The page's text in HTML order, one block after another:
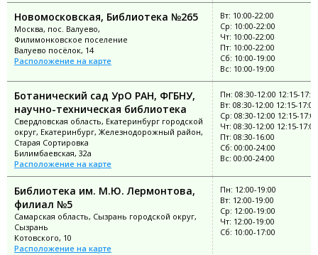
Новомосковская, Библиотека №265
Москва, пос. Валуево,
Филимонковское поселение
Валуево посёлок, 14
Расположение на карте
Вт: 10:00-22:00
Ср: 10:00-22:00
Чт: 10:00-22:00
Пт: 10:00-22:00
Сб: 10:00-19:00
Вс: 10:00-19:00
Ботанический сад УрО РАН, ФГБНУ,
научно-техническая библиотека
Свердловская область, Екатеринбург городской
округ, Екатеринбург, Железнодорожный район,
Старая Сортировка
Билимбаевская, 32а
Расположение на карте
Пн: 08:30-12:00 12:15-
Вт: 08:30-12:00 12:15-17:00
Ср: 08:30-12:00 12:15-17:00
Чт: 08:30-12:00 12:15-17:00
Пт: 08:30-16:00
Сб: 00:00-24:00
Вс: 00:00-24:00
Библиотека им. М.Ю. Лермонтова,
филиал №5
Самарская область, Сызрань городской округ,
Сызрань
Котовского, 10
Расположение на карте
Пн: 12:00-19:00
Вт: 12:00-19:00
Ср: 12:00-19:00
Чт: 12:00-19:00
Сб: 10:00-17:00